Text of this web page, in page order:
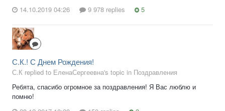
14.10.2019 04:26
9 978 replies 5
С.К.! С Днем Рождения!
С.К replied to ЕленаСергеевна's topic in Поздравления
Ребята, спасибо огромное за поздравления! Я Вас люблю и
помню!